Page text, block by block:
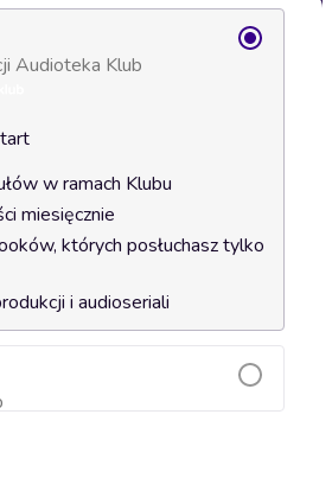
Audioteka Klub
w ramach Klubu
miesięcznie
których posłuchasz tylko
i audioseriali
do koszyka